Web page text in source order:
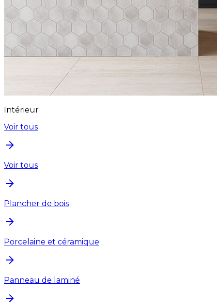
Intérieur
Voir tous
Voir tous
Plancher de bois
Porcelaine et céramique
Panneau de laminé